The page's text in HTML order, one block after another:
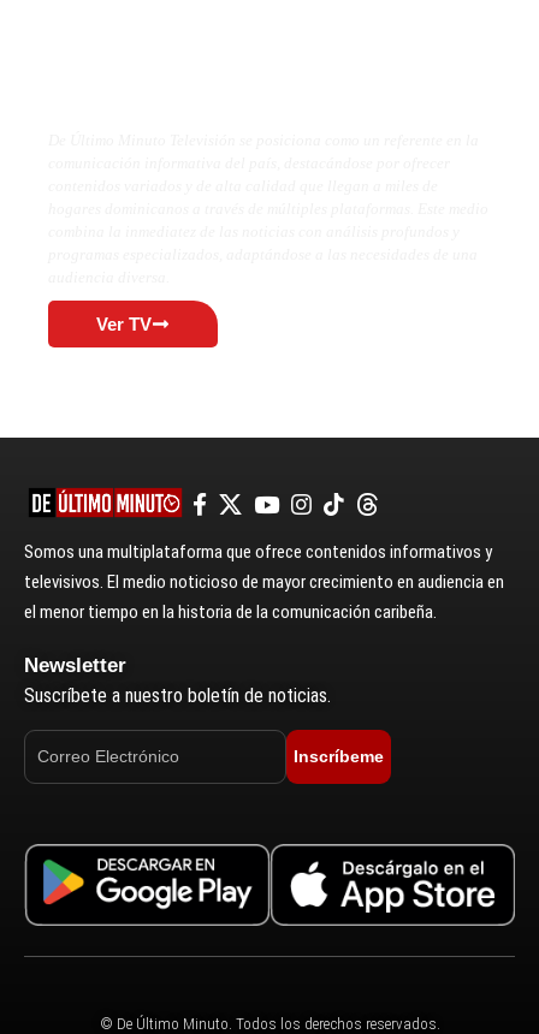
Ver TV
Somos una multiplataforma que ofrece contenidos informativos y
televisivos. El medio noticioso de mayor crecimiento en audiencia en
el menor tiempo en la historia de la comunicación caribeña.
Newsletter
Suscríbete a nuestro boletín de noticias.
Inscríbeme
© De Último Minuto. Todos los derechos reservados.